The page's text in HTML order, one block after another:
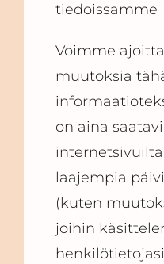
tiedoissamme
Voimme
muutoksia
on aina
laajempia
(kuten
joihin